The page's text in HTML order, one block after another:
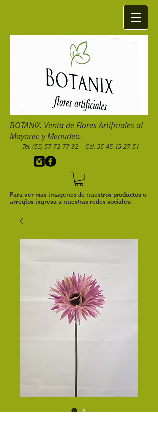
BOTANIX. Venta de Flores Artificiales al
Mayoreo y Menudeo.
Tel. (55) 57-72-77-32 Cel. 55-45-15-27-51
Para ver mas imagenes de nuestros productos o
arreglos ingresa a nuestras redes sociales.